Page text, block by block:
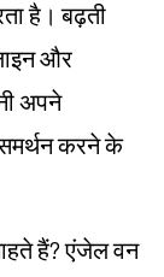
है। बढ़ती
और
अपने
करने के
हैं? एंजेल वन